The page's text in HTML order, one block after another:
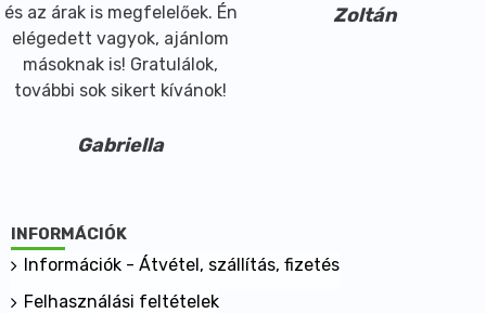
és az árak is megfelelőek. Én
elégedett vagyok, ajánlom
másoknak is! Gratulálok,
további sok sikert kívánok!
Gabriella
Zoltán
INFORMÁCIÓK
Információk - Átvétel, szállítás, fizetés
Felhasználási feltételek